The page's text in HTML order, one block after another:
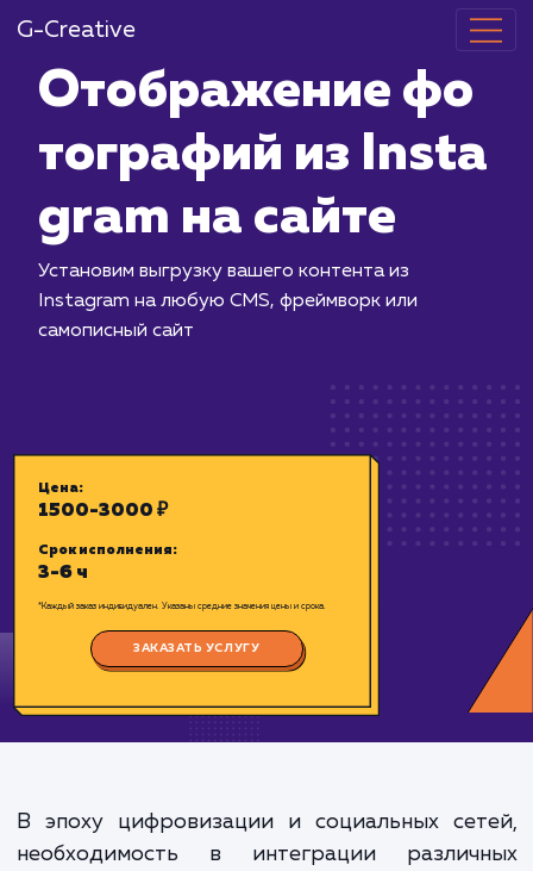
G-Creative
тографий из
gram на
самописный сайт
1500-3000 ₽
*Каждый заказ индивидуален. Указаны средние значения цены и срока.